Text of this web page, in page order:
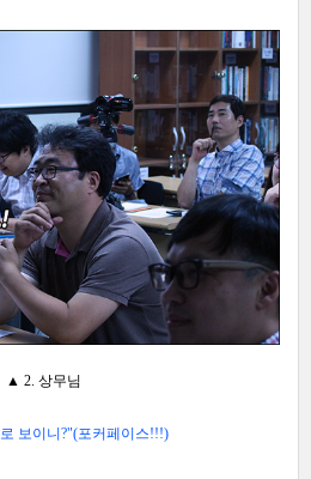
▲ 2. 상무님
보이니?"(포커페이스!!!)